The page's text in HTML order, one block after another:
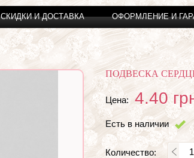
СКИДКИ И ДОСТАВКА ОФОРМЛЕНИЕ И
ПОДВЕСКА
Цена: 4.40
Есть в наличии
Количество: